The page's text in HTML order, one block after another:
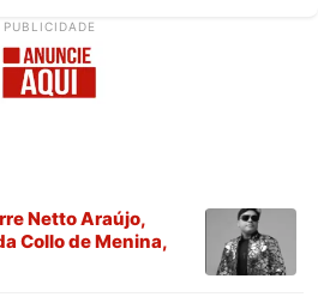
PUBLICIDADE
Netto Araújo,
Collo de Menina,